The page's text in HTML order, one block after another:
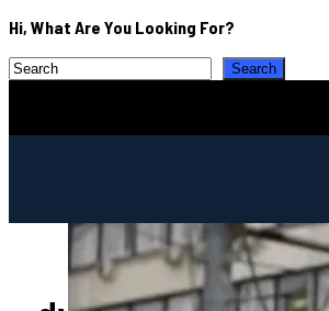
Hi, What Are You Looking For?